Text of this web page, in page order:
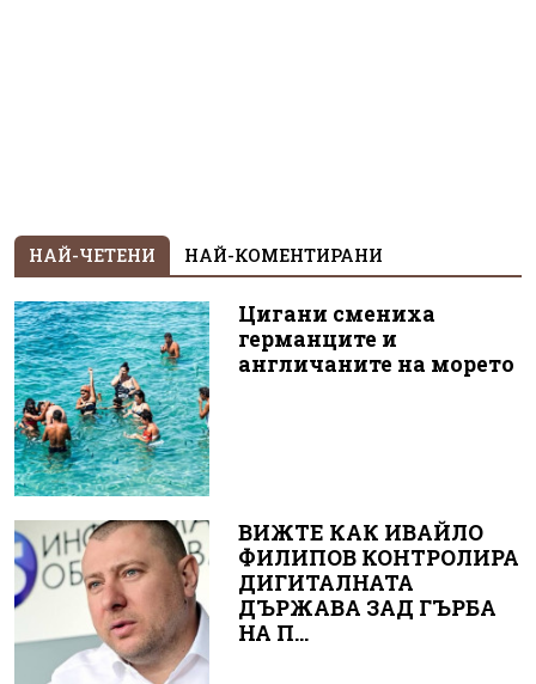
НАЙ-ЧЕТЕНИ НАЙ-КОМЕНТИРАНИ
Цигани смениха
германците и
англичаните на морето
ВИЖТЕ КАК ИВАЙЛО
ФИЛИПОВ КОНТРОЛИРА
ДИГИТАЛНАТА
ДЪРЖАВА ЗАД ГЪРБА
НА П...